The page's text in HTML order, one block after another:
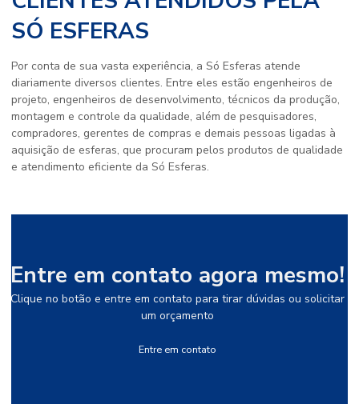
SÓ ESFERAS
Por conta de sua vasta experiência, a Só Esferas atende
diariamente diversos clientes. Entre eles estão engenheiros de
projeto, engenheiros de desenvolvimento, técnicos da produção,
montagem e controle da qualidade, além de pesquisadores,
compradores, gerentes de compras e demais pessoas ligadas à
aquisição de esferas, que procuram pelos produtos de qualidade
e atendimento eficiente da Só Esferas.
Entre em contato agora mesmo!
Clique no botão e entre em contato para tirar dúvidas ou solicitar
um orçamento
Entre em contato